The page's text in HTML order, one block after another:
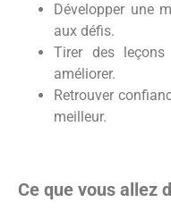
Développer une
aux défis.
Tirer des
améliorer.
Retrouver
meilleur.
Ce que vous allez